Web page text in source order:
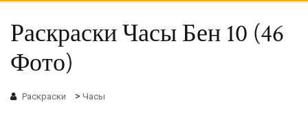
Раскраски Часы Бен 10 (46
Фото)
Раскраски > Часы